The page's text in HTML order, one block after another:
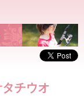
チウオ